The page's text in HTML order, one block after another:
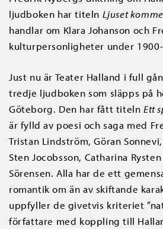
ljudboken har titeln Ljuset
handlar om Klara Johanson och
kulturpersonligheter under
Just nu är Teater Halland i full
tredje ljudboken som släpps på
Göteborg. Den har fått titelnEtt
är fylld av poesi och saga med
Tristan Lindström, Göran
Sten Jocobsson, Catharina
Sörensen. Alla har de ett
romantik om än av skiftande
uppfyller de givetvis kriteriet
författare med koppling till